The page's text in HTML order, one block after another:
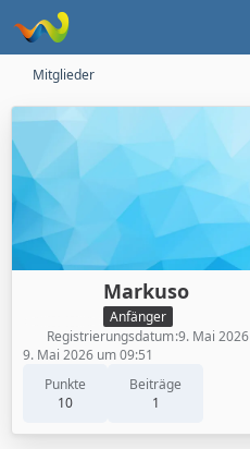
Mitglieder
Markuso
Anfänger
Punkte
10
Beiträge
1
Registrierungsdatum 9. Mai 2026
9. Mai 2026 um 09:51